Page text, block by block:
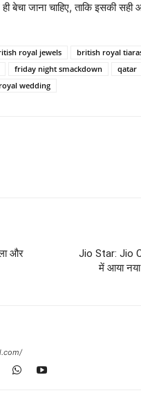
बेचा जाना चाहिए, ताकि इसकी
royal jewels british royal
friday night smackdown qatar
royal wedding
और
Jio Star: Jio
में आया